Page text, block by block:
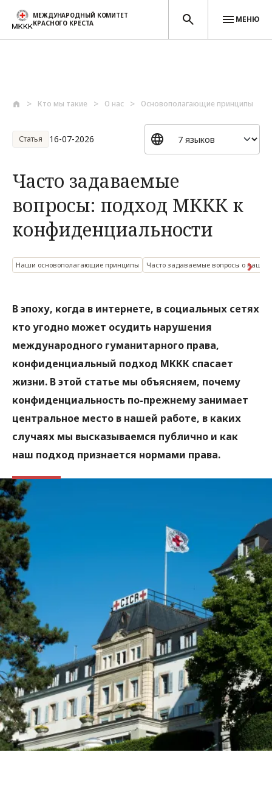
МЕЖДУНАРОДНЫЙ КОМИТЕТ
КРАСНОГО КРЕСТА
МЕНЮ
Кто мы такие О нас Основополагающие принципы
Статья 16-07-2026
Часто задаваемые
вопросы: подход МККК к
конфиденциальности
Наши основополагающие принципы Часто задаваемые вопросы о нашей
В эпоху, когда в интернете, в социальных сетях
кто угодно может осудить нарушения
международного гуманитарного права,
конфиденциальный подход МККК спасает
жизни. В этой статье мы объясняем, почему
конфиденциальность по-прежнему занимает
центральное место в нашей работе, в каких
случаях мы высказываемся публично и как
наш подход признается нормами права.